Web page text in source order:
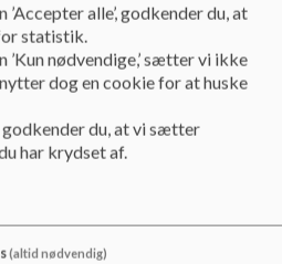
for skolebestyrelsen
for
alle’, godkender du, at
statistik.
nødvendige,’ sætter vi ikke
dog en cookie for at huske
godkender du, at vi sætter
har krydset af.
(altid nødvendig)